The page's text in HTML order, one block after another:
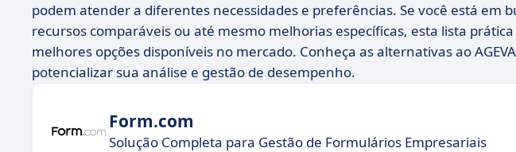
podem atender a diferentes necessidades e preferências. Se você está em
recursos comparáveis ou até mesmo melhorias específicas, esta lista
melhores opções disponíveis no mercado. Conheça as alternativas ao
potencializar sua análise e gestão de desempenho.
Form.com
Solução Completa para Gestão de Formulários Empresariais